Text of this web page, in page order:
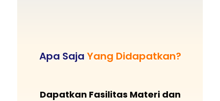
Apa Saja Yang Didapatkan?
Dapatkan Fasilitas Materi dan